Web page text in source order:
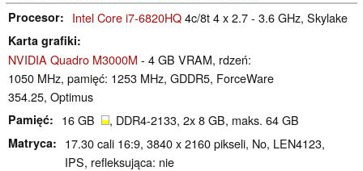
Procesor
Intel Core i7-6820HQ4c/8t 4 x 2.7 - 3.6 GHz, Skylake
Karta grafiki
NVIDIA Quadro M3000M - 4 GB VRAM, rdzeń:
1050 MHz, pamięć: 1253 MHz, GDDR5, ForceWare
354.25, Optimus
Pamięć 16 GB , DDR4-2133, 2x 8 GB, maks. 64 GB
Matryca
17.30 cali 16:9, 3840 x 2160 pikseli, No, LEN4123,
IPS, refleksująca: nie